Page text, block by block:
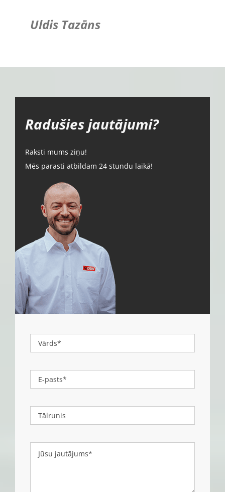
Uldis Tazāns
Radušies jautājumi?
Raksti mums ziņu!
Mēs parasti atbildam 24 stundu laikā!